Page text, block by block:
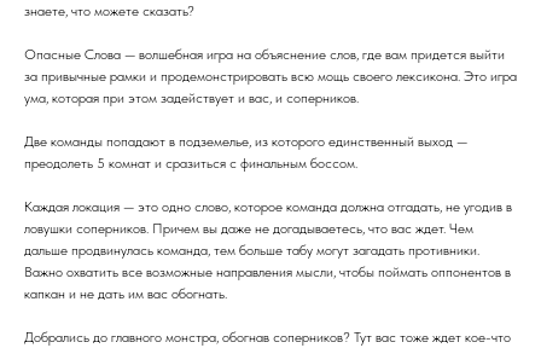
знаете, что можете сказать?
Опасные Слова — волшебная игра на объяснение слов, где вам придется выйти
за привычные рамки и продемонстрировать всю мощь своего лексикона. Это игра
ума, которая при этом задействует и вас, и соперников.
Две команды попадают в подземелье, из которого единственный выход —
преодолеть 5 комнат и сразиться с финальным боссом.
Каждая локация — это одно слово, которое команда должна отгадать, не угодив в
ловушки соперников. Причем вы даже не догадываетесь, что вас ждет. Чем
дальше продвинулась команда, тем больше табу могут загадать противники.
Важно охватить все возможные направления мысли, чтобы поймать оппонентов в
капкан и не дать им вас обогнать.
Добрались до главного монстра, обогнав соперников? Тут вас тоже ждет кое-что